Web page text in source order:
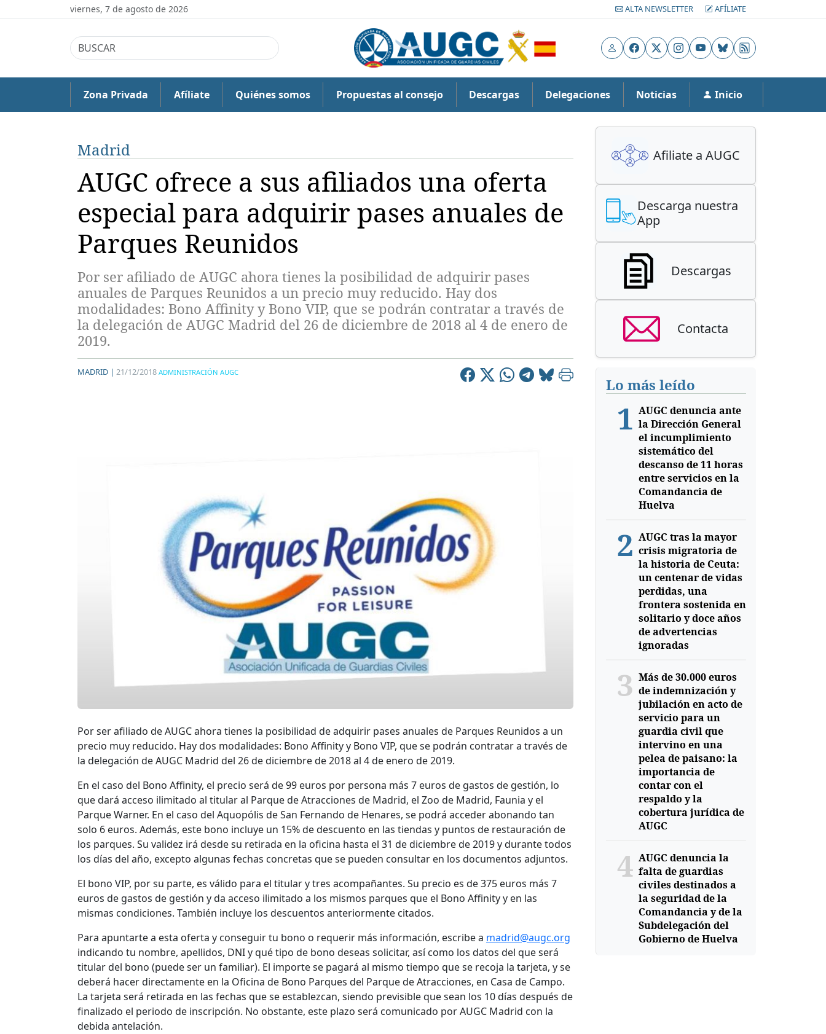
viernes, 7 de agosto de 2026 ALTA NEWSLETTER AFÍLIATE
UsuarioFacebook
X Instagram
YouTubeBluesky
RSS
Zona Privada Afíliate Quiénes somos Propuestas al consejo Descargas Delegaciones Noticias Inicio
Madrid
AUGC ofrece a sus afiliados una oferta
especial para adquirir pases anuales de
Parques Reunidos
Por ser afiliado de AUGC ahora tienes la posibilidad de adquirir pases
anuales de Parques Reunidos a un precio muy reducido. Hay dos
modalidades: Bono Affinity y Bono VIP, que se podrán contratar a través de
la delegación de AUGC Madrid del 26 de diciembre de 2018 al 4 de enero de
2019.
MADRID | 21/12/2018 ADMINISTRACIÓN AUGC
Por ser afiliado de AUGC ahora tienes la posibilidad de adquirir pases anuales de Parques Reunidos a un
precio muy reducido. Hay dos modalidades: Bono Affinity y Bono VIP, que se podrán contratar a través de
la delegación de AUGC Madrid del 26 de diciembre de 2018 al 4 de enero de 2019.
En el caso del Bono Affinity, el precio será de 99 euros por persona más 7 euros de gastos de gestión, lo
que dará acceso ilimitado al titular al Parque de Atracciones de Madrid, el Zoo de Madrid, Faunia y el
Parque Warner. En el caso del Aquopólis de San Fernando de Henares, se podrá acceder abonando tan
solo 6 euros. Además, este bono incluye un 15% de descuento en las tiendas y puntos de restauración de
los parques. Su validez irá desde su retirada en la oficina hasta el 31 de diciembre de 2019 y durante todos
los días del año, excepto algunas fechas concretas que se pueden consultar en los documentos adjuntos.
El bono VIP, por su parte, es válido para el titular y tres acompañantes. Su precio es de 375 euros más 7
euros de gastos de gestión y da acceso ilimitado a los mismos parques que el Bono Affinity y en las
mismas condiciones. También incluye los descuentos anteriormente citados.
Para apuntarte a esta oferta y conseguir tu bono o requerir más información, escribe a madrid@augc.org
indicando tu nombre, apellidos, DNI y qué tipo de bono deseas solicitar, así como los datos del que será
titular del bono (puede ser un familiar). El importe se pagará al mismo tiempo que se recoja la tarjeta, y se
deberá hacer directamente en la Oficina de Bono Parques del Parque de Atracciones, en Casa de Campo.
La tarjeta será retirada en las fechas que se establezcan, siendo previsible que sean los 10 días después de
finalizado el periodo de inscripción. No obstante, este plazo será comunicado por AUGC Madrid con la
debida antelación.
Afiliate a AUGC
Descarga nuestra
App
Descargas
Contacta
Lo más leído
1 AUGC denuncia ante
la Dirección General
el incumplimiento
sistemático del
descanso de 11 horas
entre servicios en la
Comandancia de
Huelva
2 AUGC tras la mayor
crisis migratoria de
la historia de Ceuta:
un centenar de vidas
perdidas, una
frontera sostenida en
solitario y doce años
de advertencias
ignoradas
3 Más de 30.000 euros
de indemnización y
jubilación en acto de
servicio para un
guardia civil que
intervino en una
pelea de paisano: la
importancia de
contar con el
respaldo y la
cobertura jurídica de
AUGC
4 AUGC denuncia la
falta de guardias
civiles destinados a
la seguridad de la
Comandancia y de la
Subdelegación del
Gobierno de Huelva